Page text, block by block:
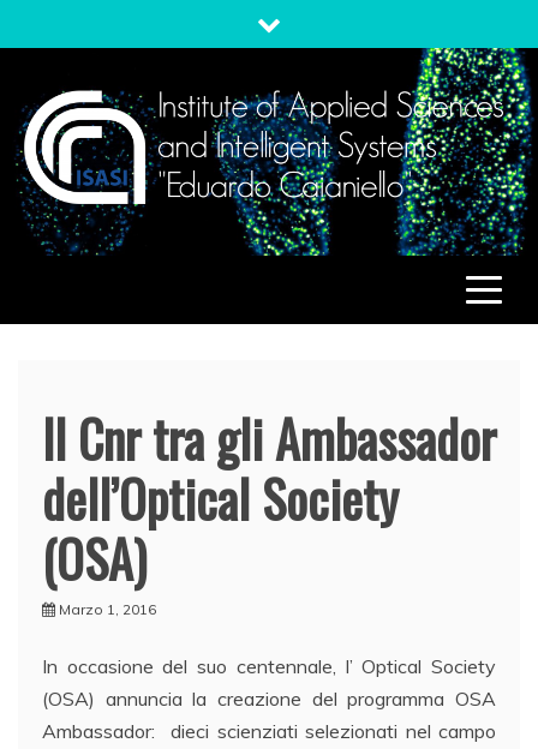
to
ISASIInstitute of Applied Sciences and Intelligent Systems
"Eduardo Caianiello"
Il Cnr tra gli Ambassador
dell’Optical Society
(OSA)
Marzo 1, 2016
In occasione del suo centennale, l’ Optical Society
(OSA) annuncia la creazione del programma OSA
Ambassador: dieci scienziati selezionati nel campo